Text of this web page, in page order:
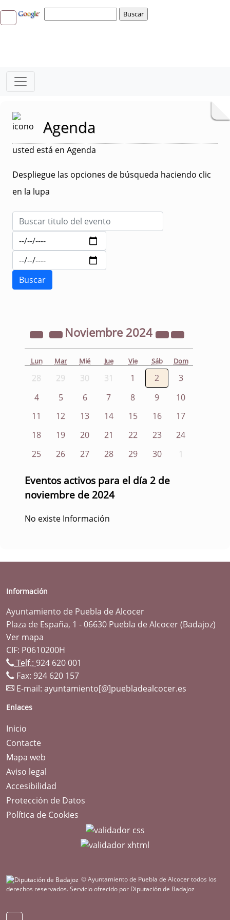
Agenda
usted está en Agenda
Despliegue las opciones de búsqueda haciendo clic
en la lupa
Noviembre 2024
Lun Mar Mié Jue Vie Sáb Dom
28 29 30 31 1 2
3
4
5 6 7 8 9
10
11
12 13 14 15 16
17
18
19 20 21 22 23
24
25
26 27 28 29 30 1
Eventos activos para el día 2 de
noviembre de 2024
No existe Información
Información
Ayuntamiento de Puebla de Alcocer
Plaza de España, 1 - 06630 Puebla de Alcocer (Badajoz)
Ver mapa
CIF: P0610200H
Telf.: 924 620 001
Fax: 924 620 157
E-mail: ayuntamiento[@]puebladealcocer.es
Enlaces
Inicio
Contacte
Mapa web
Aviso legal
Accesibilidad
Protección de Datos
Política de Cookies
© Ayuntamiento de Puebla de Alcocer todos los
derechos reservados.Servicio ofrecido por Diputación de Badajoz